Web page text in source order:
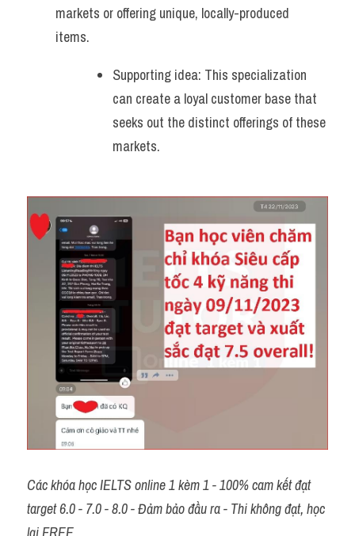
markets or offering unique, locally-produced
items.
Supporting idea: This specialization
can create a loyal customer base that
seeks out the distinct offerings of these
markets.
Các khóa học IELTS online 1 kèm 1 - 100% cam kết đạt
target 6.0 - 7.0 - 8.0 - Đảm bảo đầu ra - Thi không đạt, học